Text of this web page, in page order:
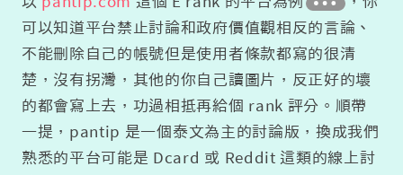
可以知道平台禁止討論和政府價值觀相反的言論、
不能刪除自己的帳號但是使用者條款都寫的很清
楚，沒有拐灣，其他的你自己讀圖片，反正好的壞
的都會寫上去，功過相抵再給個 rank 評分。順帶
一提，pantip 是一個泰文為主的討論版，換成我們
熟悉的平台可能是 Dcard 或 Reddit 這類的線上討